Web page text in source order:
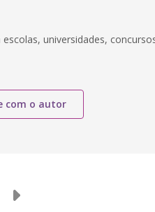
universidades,
com o autor